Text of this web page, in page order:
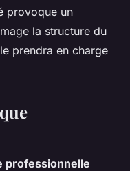
provoque un
la structure du
prendra en charge
professionnelle